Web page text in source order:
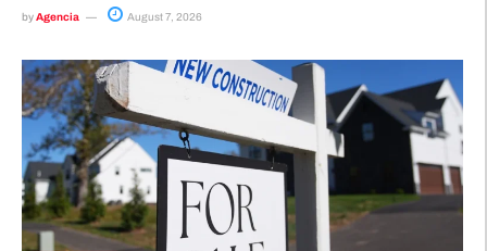
byAgencia August 7, 2026